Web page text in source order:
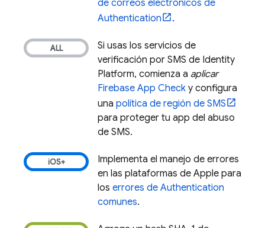
de correos electrónicos de
Authentication
.
Si usas los servicios de
verificación por SMS de Identity
Platform, comienza a aplicar
Firebase App Check y configura
una política de región de SMS
para proteger tu app del abuso
de SMS.
Implementa el manejo de errores
en las plataformas de Apple para
los errores de Authentication
comunes.